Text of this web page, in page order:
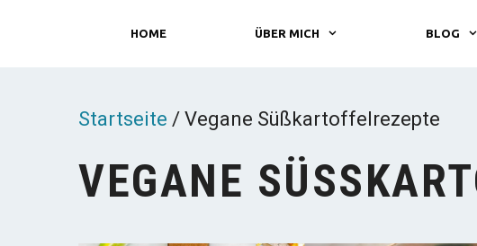
HOME ÜBER MICH BLOG
Startseite / Vegane Süßkartoffelrezepte
VEGANE